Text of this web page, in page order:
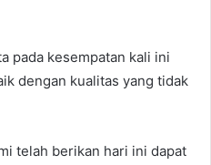
pada kesempatan kali ini
dengan kualitas yang tidak
telah berikan hari ini dapat